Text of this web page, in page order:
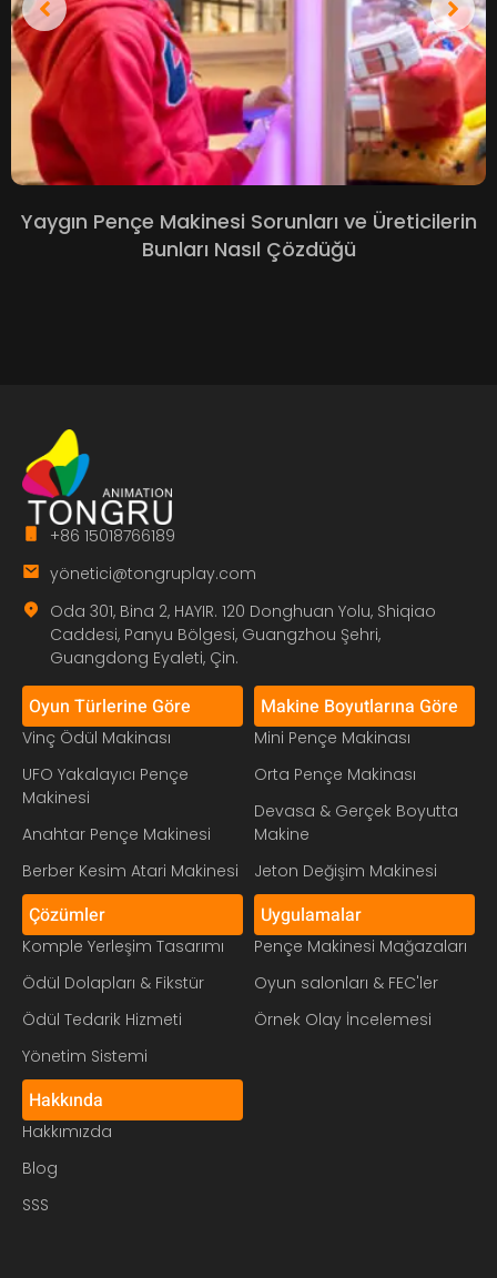
Yaygın Pençe Makinesi Sorunları ve Üreticilerin
Bunları Nasıl Çözdüğü
+86 15018766189
yönetici@tongruplay.com
Oda 301, Bina 2, HAYIR. 120 Donghuan Yolu, Shiqiao
Caddesi, Panyu Bölgesi, Guangzhou Şehri,
Guangdong Eyaleti, Çin.
Oyun Türlerine Göre
Vinç Ödül Makinası
UFO Yakalayıcı Pençe
Makinesi
Anahtar Pençe Makinesi
Berber Kesim Atari Makinesi
Makine Boyutlarına Göre
Mini Pençe Makinası
Orta Pençe Makinası
Devasa & Gerçek Boyutta
Makine
Jeton Değişim Makinesi
Çözümler
Komple Yerleşim Tasarımı
Ödül Dolapları & Fikstür
Ödül Tedarik Hizmeti
Yönetim Sistemi
Uygulamalar
Pençe Makinesi Mağazaları
Oyun salonları & FEC'ler
Örnek Olay İncelemesi
Hakkında
Hakkımızda
Blog
SSS